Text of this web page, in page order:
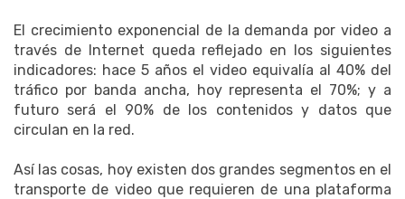
El crecimiento exponencial de la demanda por video a
través de Internet queda reflejado en los siguientes
indicadores: hace 5 años el video equivalía al 40% del
tráfico por banda ancha, hoy representa el 70%; y a
futuro será el 90% de los contenidos y datos que
circulan en la red.
Así las cosas, hoy existen dos grandes segmentos en el
transporte de video que requieren de una plataforma